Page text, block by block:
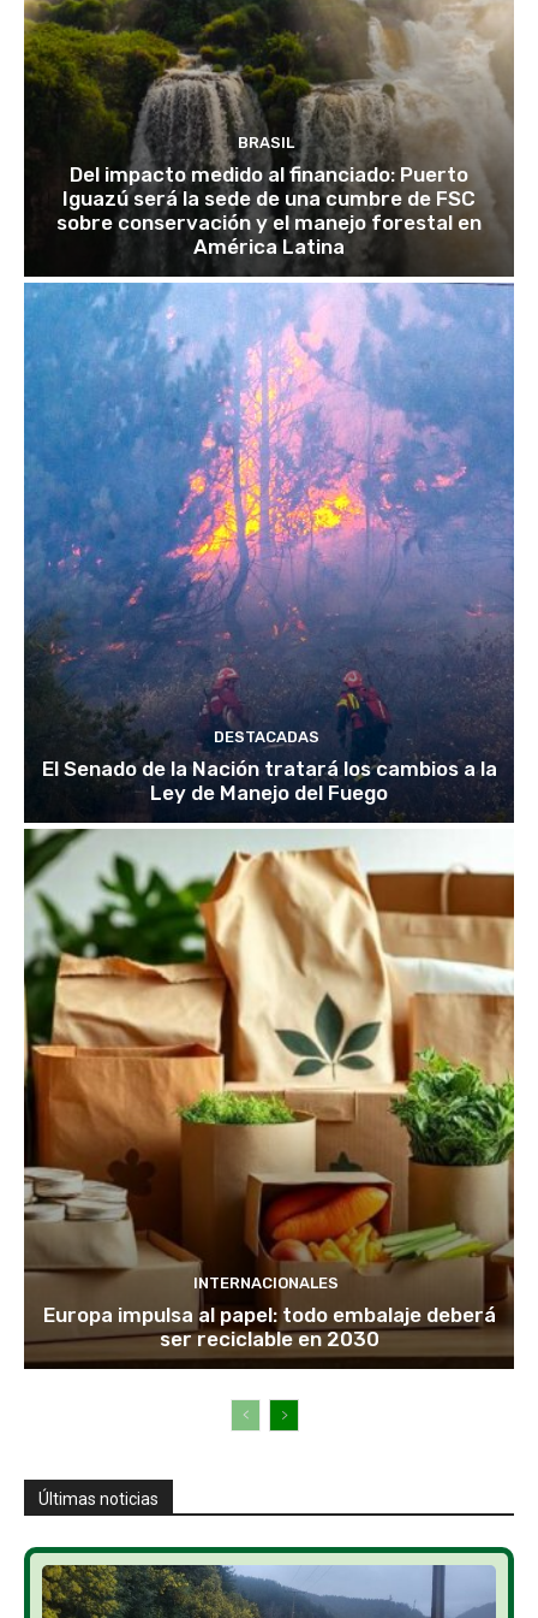
BRASIL
Del impacto medido al financiado: Puerto
Iguazú será la sede de una cumbre de FSC
sobre conservación y el manejo forestal en
América Latina
DESTACADAS
El Senado de la Nación tratará los cambios a la
Ley de Manejo del Fuego
INTERNACIONALES
Europa impulsa al papel: todo embalaje deberá
ser reciclable en 2030
Últimas noticias